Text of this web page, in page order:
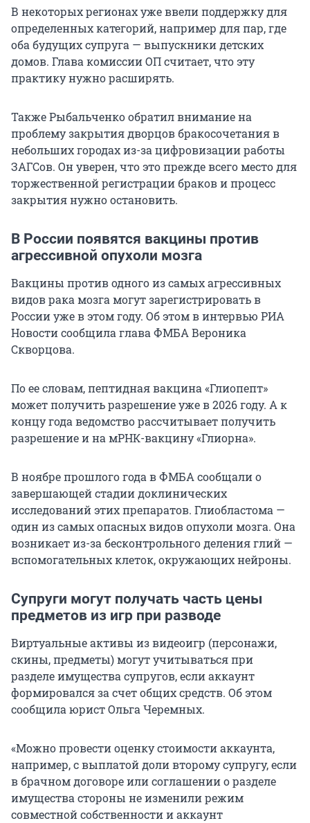
В некоторых регионах уже ввели поддержку для
определенных категорий, например для пар, где
оба будущих супруга — выпускники детских
домов. Глава комиссии ОП считает, что эту
практику нужно расширять.
Также Рыбальченко обратил внимание на
проблему закрытия дворцов бракосочетания в
небольших городах из-за цифровизации работы
ЗАГСов. Он уверен, что это прежде всего место для
торжественной регистрации браков и процесс
закрытия нужно остановить.
В России появятся вакцины против
агрессивной опухоли мозга
Вакцины против одного из самых агрессивных
видов рака мозга могут зарегистрировать в
России уже в этом году. Об этом в интервью РИА
Новости сообщила глава ФМБА Вероника
Скворцова.
По ее словам, пептидная вакцина «Глиопепт»
может получить разрешение уже в 2026 году. А к
концу года ведомство рассчитывает получить
разрешение и на мРНК-вакцину «Глиорна».
В ноябре прошлого года в ФМБА сообщали о
завершающей стадии доклинических
исследований этих препаратов. Глиобластома —
один из самых опасных видов опухоли мозга. Она
возникает из-за бесконтрольного деления глий —
вспомогательных клеток, окружающих нейроны.
Супруги могут получать часть цены
предметов из игр при разводе
Виртуальные активы из видеоигр (персонажи,
скины, предметы) могут учитываться при
разделе имущества супругов, если аккаунт
формировался за счет общих средств. Об этом
сообщила юрист Ольга Черемных.
«Можно провести оценку стоимости аккаунта,
например, с выплатой доли второму супругу, если
в брачном договоре или соглашении о разделе
имущества стороны не изменили режим
совместной собственности и аккаунт